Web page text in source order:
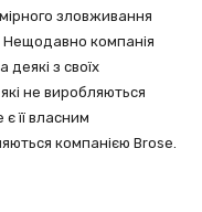
зловживання
Нещодавно компанія
з своїх
які не виробляються
її власним
компанією Brose.